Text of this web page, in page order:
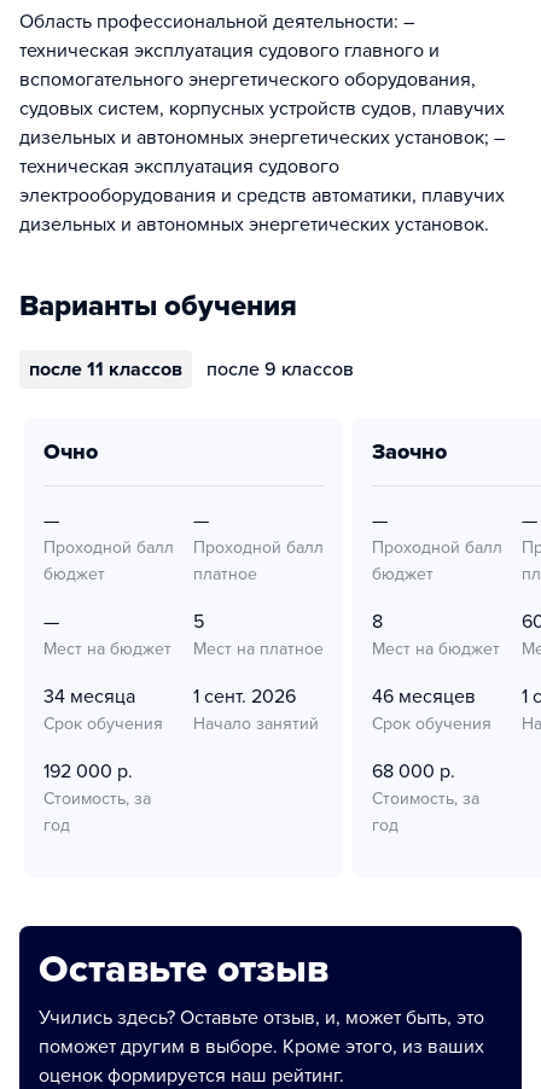
Область профессиональной деятельности: –
техническая эксплуатация судового главного и
вспомогательного энергетического оборудования,
судовых систем, корпусных устройств судов, плавучих
дизельных и автономных энергетических установок; –
техническая эксплуатация судового
электрооборудования и средств автоматики, плавучих
дизельных и автономных энергетических установок.
Варианты обучения
после 11 классов после 9 классов
очно
—
Проходной балл
бюджет
—
Проходной балл
платное
—
Мест на бюджет
5
Мест на платное
34 месяца
Срок обучения
1 сент. 2026
Начало занятий
192 000 р.
Стоимость, за
год
заочно
—
Проходной балл
бюджет
—
8
Мест на бюджет
46 месяцев
Срок обучения
1
68 000 р.
Стоимость, за
год
Оставьте отзыв
Учились здесь? Оставьте отзыв, и, может быть, это
поможет другим в выборе. Кроме этого, из ваших
оценок формируется наш рейтинг.